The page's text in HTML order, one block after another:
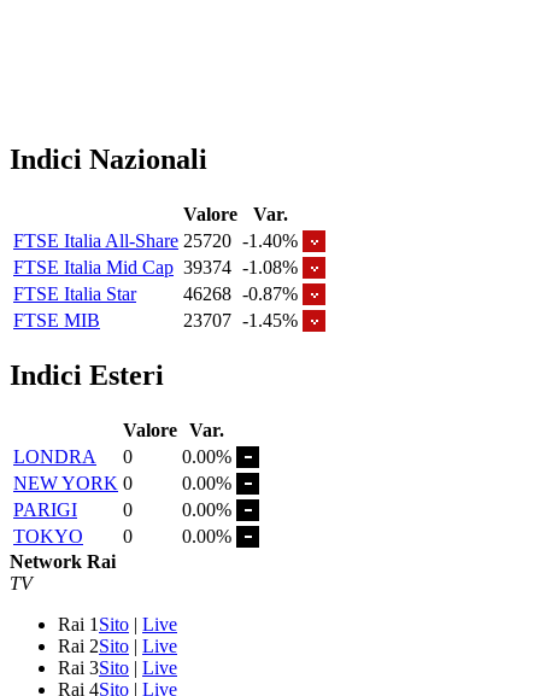
Indici Nazionali
Valore
Var.
FTSE Italia All-Share 25720 -1.40%
FTSE Italia Mid Cap 39374 -1.08%
FTSE Italia Star
46268 -0.87%
FTSE MIB
23707 -1.45%
Indici Esteri
Valore Var.
LONDRA
0
0.00%
NEW YORK 0
0.00%
PARIGI
0
0.00%
TOKYO
0
0.00%
Network Rai
TV
Rai 1 Sito | Live
Rai 2Sito | Live
Rai 3Sito | Live
Rai 4Sito | Live